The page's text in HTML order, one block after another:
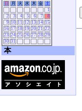
日
月 火 水 木 金
土
1
2
3 4 5 6 7
8
9 10 11 12 13 14 15
16 17 18 19 20 21
22
23 24 25 26 27 28 29
30 31
本